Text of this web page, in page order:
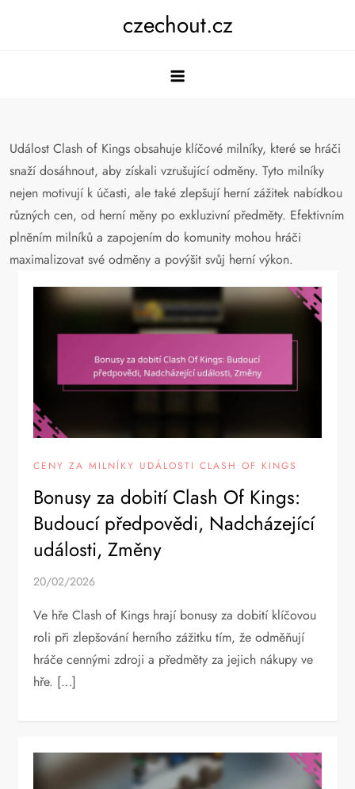
czechout.cz
Událost Clash of Kings obsahuje klíčové milníky, které se hráči
snaží dosáhnout, aby získali vzrušující odměny. Tyto milníky
nejen motivují k účasti, ale také zlepšují herní zážitek nabídkou
různých cen, od herní měny po exkluzivní předměty. Efektivním
plněním milníků a zapojením do komunity mohou hráči
maximalizovat své odměny a povýšit svůj herní výkon.
CENY ZA MILNÍKY UDÁLOSTI CLASH OF KINGS
Bonusy za dobití Clash Of Kings:
Budoucí předpovědi, Nadcházející
události, Změny
20/02/2026
Ve hře Clash of Kings hrají bonusy za dobití klíčovou
roli při zlepšování herního zážitku tím, že odměňují
hráče cennými zdroji a předměty za jejich nákupy ve
hře. […]